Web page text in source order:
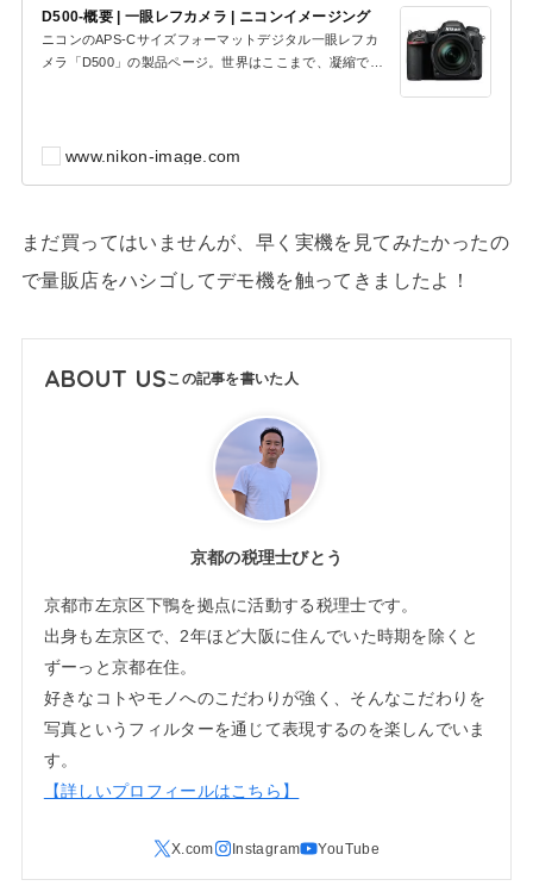
D500-概要 | 一眼レフカメラ | ニコンイメージング
ニコンのAPS-Cサイズフォーマットデジタル一眼レフカ
メラ「D500」の製品ページ。世界はここまで、凝縮でき
www.nikon-image.com
まだ買ってはいませんが、早く実機を見てみたかったの
で量販店をハシゴしてデモ機を触ってきましたよ！
ABOUT US
京都の税理士びとう
京都市左京区下鴨を拠点に活動する税理士です。
出身も左京区で、2年ほど大阪に住んでいた時期を除くと
ずーっと京都在住。
好きなコトやモノへのこだわりが強く、そんなこだわりを
写真というフィルターを通じて表現するのを楽しんでいま
す。
【詳しいプロフィールはこちら】